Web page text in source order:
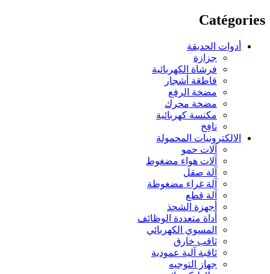
Catégories
أدوات الحديقة
جزازة
فرشاة الكهربائية
قاطعَة أشجار
مضخة الرفع
مضخة محرك
مكنسة كهربائية
نافِخ
الالكترونيات المحمولة
آلات حمو
آلات هواء مضغوط
آلة صقل
آلة غراء مضغوطة
آلة قطع
أجهزة الشحذ
أداة متعددة الوظائف
المسوي الكهربائي
ثاقب خارق
ثاقبة آلية عمودية
جهاز التوجيه